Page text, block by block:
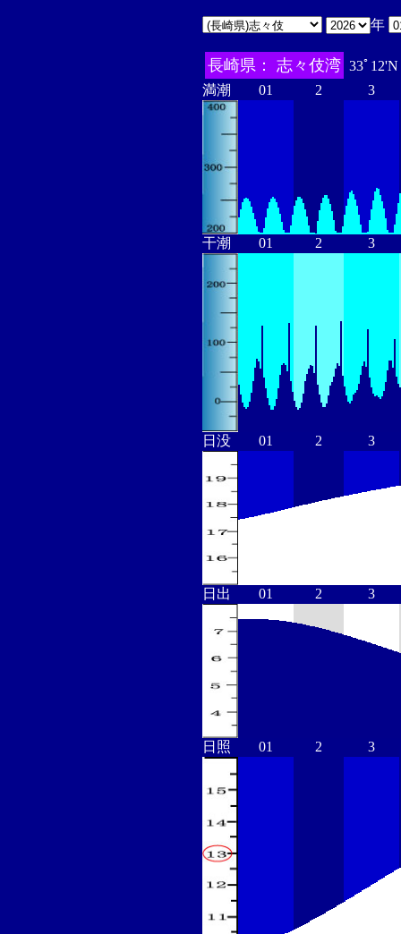
年
長崎県： 志々伎湾 33ﾟ
満潮
01 2 3
干潮 01 2 3
日没 01 2 3
日出 01 2 3
日照 01 2 3